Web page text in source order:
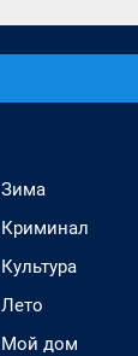
Зима
Криминал
Культура
Лето
Мой дом